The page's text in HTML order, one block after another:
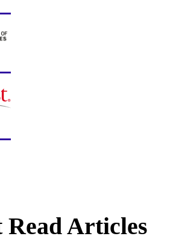
Read Articles